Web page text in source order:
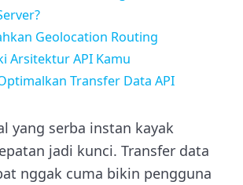
Geolocation Routing
Arsitektur API Kamu
Transfer Data API
yang serba instan kayak
jadi kunci. Transfer data
nggak cuma bikin pengguna